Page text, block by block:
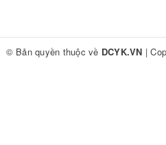
© Bản quyền thuộc về DCYK.VN |